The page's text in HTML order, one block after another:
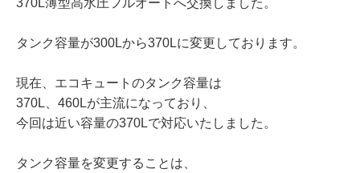
370L薄型高水圧フルオートへ交換しました。
タンク容量が300Lから370Lに変更しております。
現在、エコキュートのタンク容量は
370L、460Lが主流になっており、
今回は近い容量の370Lで対応いたしました。
タンク容量を変更することは、